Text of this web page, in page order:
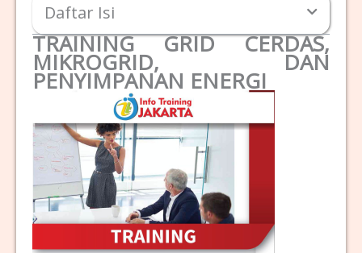
Daftar Isi
TRAINING GRID CERDAS,
MIKROGRID, DAN
PENYIMPANAN ENERGI